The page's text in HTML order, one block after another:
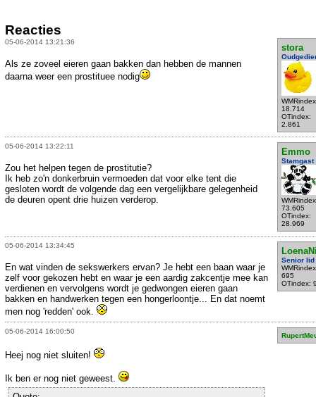
Reacties
05-06-2014 13:21:36
stora
18.714
OTindex:
2.861
Als ze zoveel eieren gaan bakken dan hebben de mannen
daarna weer een prostituee nodig
05-06-2014 13:22:11
Emmo
Stamgast
73.605
OTindex:
28.969
Zou het helpen tegen de prostitutie?
Ik heb zo'n donkerbruin vermoeden dat voor elke tent die
gesloten wordt de volgende dag een vergelijkbare gelegenheid
de deuren opent drie huizen verderop.
05-06-2014 13:34:45
Senior lid
695
OTindex:
En wat vinden de sekswerkers ervan? Je hebt een baan waar je
zelf voor gekozen hebt en waar je een aardig zakcentje mee kan
verdienen en vervolgens wordt je gedwongen eieren gaan
bakken en handwerken tegen een hongerloontje... En dat noemt
men nog 'redden' ook.
05-06-2014 16:00:50
Heej nog niet sluiten!
Ik ben er nog niet geweest.